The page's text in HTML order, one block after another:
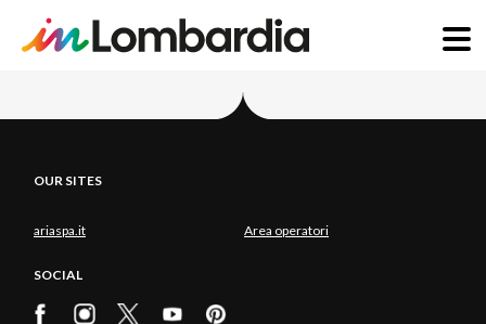
content
OUR SITES
ariaspa.it Area operatori
SOCIAL